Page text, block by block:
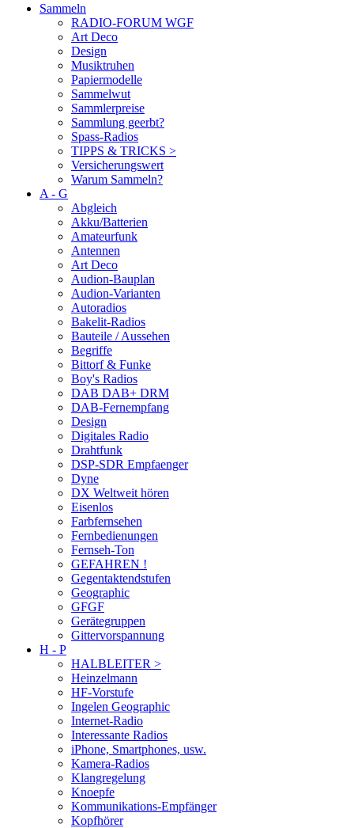
Sammeln
RADIO-FORUM WGF
Art Deco
Design
Musiktruhen
Papiermodelle
Sammelwut
Sammlerpreise
Sammlung geerbt?
Spass-Radios
TIPPS & TRICKS >
Versicherungswert
Warum Sammeln?
A - G
Abgleich
Akku/Batterien
Amateurfunk
Antennen
Art Deco
Audion-Bauplan
Audion-Varianten
Autoradios
Bakelit-Radios
Bauteile / Aussehen
Begriffe
Bittorf & Funke
Boy's Radios
DAB DAB+ DRM
DAB-Fernempfang
Design
Digitales Radio
Drahtfunk
DSP-SDR Empfaenger
Dyne
DX Weltweit hören
Eisenlos
Farbfernsehen
Fernbedienungen
Fernseh-Ton
GEFAHREN !
Gegentaktendstufen
Geographic
GFGF
Gerätegruppen
Gittervorspannung
H - P
HALBLEITER >
Heinzelmann
HF-Vorstufe
Ingelen Geographic
Internet-Radio
Interessante Radios
iPhone, Smartphones, usw.
Kamera-Radios
Klangregelung
Knoepfe
Kommunikations-Empfänger
Kopfhörer